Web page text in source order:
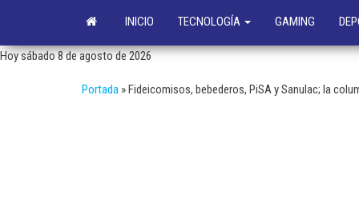
INICIO TECNOLOGÍA GAMING
Hoy sábado 8 de agosto de 2026
Portada »Fideicomisos, bebederos, PiSA y Sanulac; la